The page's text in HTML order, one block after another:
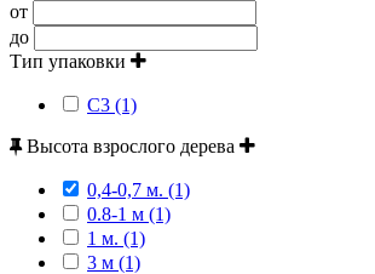
от
до
Тип упаковки
С3 (1)
Высота взрослого дерева
0,4-0,7 м. (1)
0.8-1 м (1)
1 м. (1)
3 м (1)